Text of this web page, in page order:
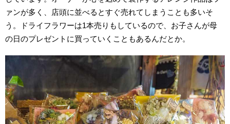
ァンが多く、店頭に並べるとすぐ売れてしまうことも多いそ
う。ドライフラワーは1本売りもしているので、お子さんが母
の日のプレゼントに買っていくこともあるんだとか。